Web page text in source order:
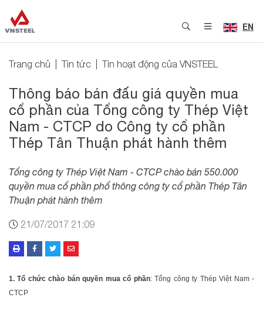
EN
Trang chủ Tin tức Tin hoạt động của VNSTEEL
Thông báo bán đấu giá quyền mua
cổ phần của Tổng công ty Thép Việt
Nam - CTCP do Công ty cổ phần
Thép Tân Thuận phát hành thêm
Tổng công ty Thép Việt Nam - CTCP chào bán 550.000
quyền mua cổ phần phổ thông công ty cổ phần Thép Tân
Thuận phát hành thêm
21/07/2017 21:09
1. Tổ chức chào bán quyền mua cổ phần: Tổng công ty Thép Việt Nam -
CTCP